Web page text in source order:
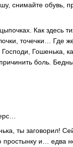
снимайте обувь,
Как здесь
точечки…
Господи, Гошенька,
боль.
ты заговорил!
и… едва